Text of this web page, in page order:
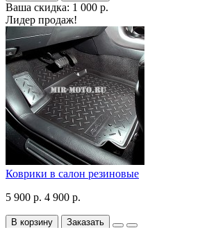
Ваша скидка: 1 000 р.
Лидер продаж!
Коврики в салон резиновые
5 900 р. 4 900 р.
В корзину Заказать